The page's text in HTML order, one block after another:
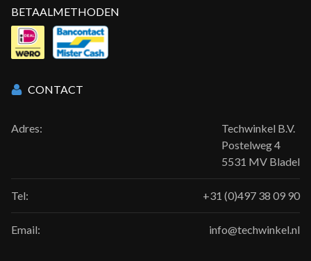
BETAALMETHODEN
CONTACT
Adres:
Techwinkel B.V.
Postelweg 4
5531 MV Bladel
Tel: +31 (0)497 38 09 90
Email: info@techwinkel.nl